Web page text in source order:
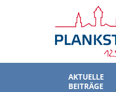
AKTUELLE
BEITRÄGE